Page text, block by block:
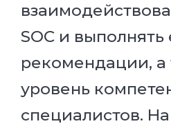
SOC и выполнять
рекомендации, а
уровень
специалистов.